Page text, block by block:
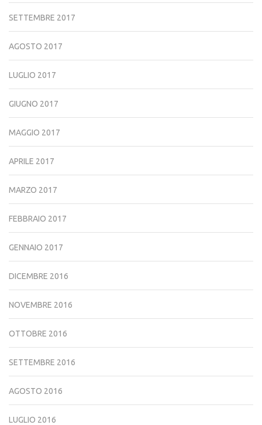
SETTEMBRE 2017
AGOSTO 2017
LUGLIO 2017
GIUGNO 2017
MAGGIO 2017
APRILE 2017
MARZO 2017
FEBBRAIO 2017
GENNAIO 2017
DICEMBRE 2016
NOVEMBRE 2016
OTTOBRE 2016
SETTEMBRE 2016
AGOSTO 2016
LUGLIO 2016